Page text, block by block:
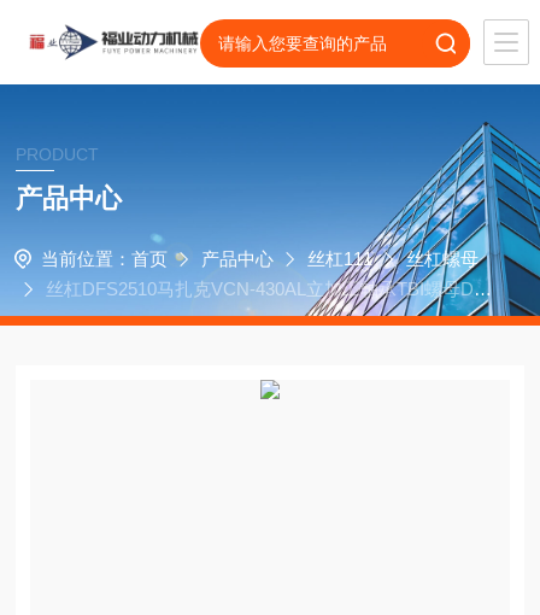
PRODUCT
产品中心
当前位置： 首页 产品中心 丝杠111
丝杠螺母
丝杠DFS2510马扎克VCN-430AL立加工轴承TBI螺母DF
S2505